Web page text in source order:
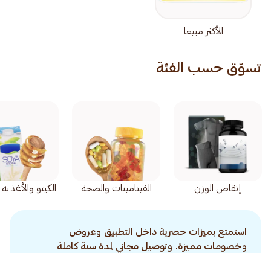
الأكثر مبيعا
تسوّق حسب الفئة
إنقاص الوزن الفيتامينات والصحة الكيتو
استمتع بميزات حصرية داخل التطبيق وعروض
وخصومات مميزة. وتوصيل مجاني لمدة سنة كاملة